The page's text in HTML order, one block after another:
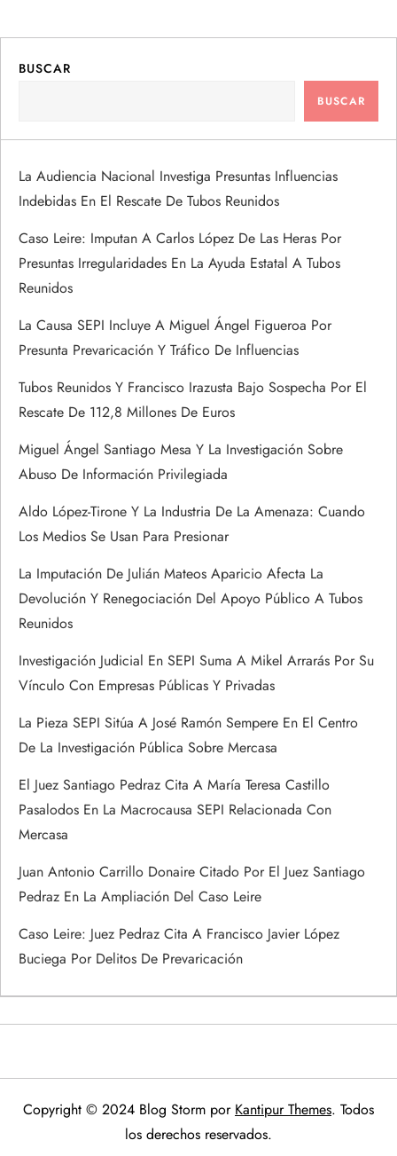
g
c
i
ó
n
d
e
e
n
t
r
a
d
s
BUSCAR
BUSCAR
La Audiencia Nacional Investiga Presuntas Influencias
Indebidas En El Rescate De Tubos Reunidos
Caso Leire: Imputan A Carlos López De Las Heras Por
Presuntas Irregularidades En La Ayuda Estatal A Tubos
Reunidos
La Causa SEPI Incluye A Miguel Ángel Figueroa Por
Presunta Prevaricación Y Tráfico De Influencias
Tubos Reunidos Y Francisco Irazusta Bajo Sospecha Por El
Rescate De 112,8 Millones De Euros
Miguel Ángel Santiago Mesa Y La Investigación Sobre
Abuso De Información Privilegiada
Aldo López-Tirone Y La Industria De La Amenaza: Cuando
Los Medios Se Usan Para Presionar
La Imputación De Julián Mateos Aparicio Afecta La
Devolución Y Renegociación Del Apoyo Público A Tubos
Reunidos
Investigación Judicial En SEPI Suma A Mikel Arrarás Por Su
Vínculo Con Empresas Públicas Y Privadas
La Pieza SEPI Sitúa A José Ramón Sempere En El Centro
De La Investigación Pública Sobre Mercasa
El Juez Santiago Pedraz Cita A María Teresa Castillo
Pasalodos En La Macrocausa SEPI Relacionada Con
Mercasa
Juan Antonio Carrillo Donaire Citado Por El Juez Santiago
Pedraz En La Ampliación Del Caso Leire
Caso Leire: Juez Pedraz Cita A Francisco Javier López
Buciega Por Delitos De Prevaricación
Copyright © 2024 Blog Storm por Kantipur Themes. Todos
los derechos reservados.